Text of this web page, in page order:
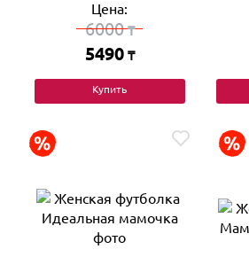
Цена:
6000₸
5490 ₸
Купить